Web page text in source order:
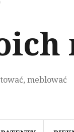
meblować